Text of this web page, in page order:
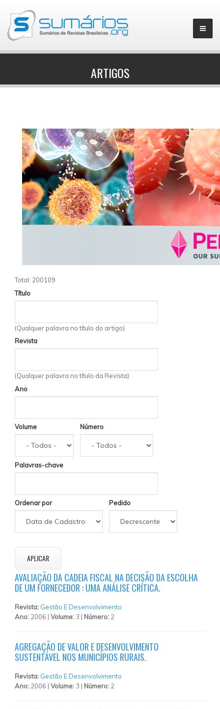
▼
ARTIGOS
Total: 200109
Título
(Qualquer palavra no título do artigo)
Revista
(Qualquer palavra no título da Revista)
Ano
Volume Número
Palavras-chave
Ordenar por Pedido
AVALIAÇÃO DA CADEIA FISCAL NA DECISÃO DA ESCOLHA
DE UM FORNECEDOR : UMA ANÁLISE CRÍTICA.
Revista: Gestão E Desenvolvimento
Ano: 2006 | Volume: 3 | Número: 2
AGREGAÇÃO DE VALOR E DESENVOLVIMENTO
SUSTENTÁVEL NOS MUNICÍPIOS RURAIS.
Revista: Gestão E Desenvolvimento
Ano: 2006 | Volume: 3 | Número: 2